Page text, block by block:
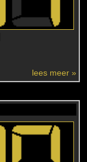
lees meer »